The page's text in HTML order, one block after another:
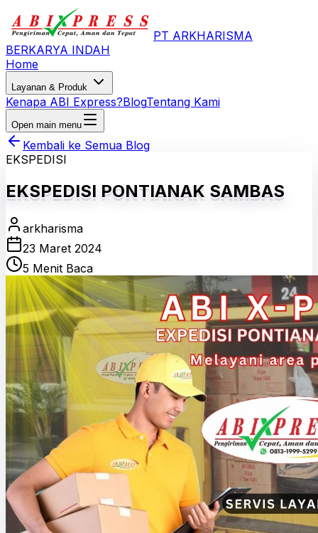
PT ARKHARISMA
BERKARYA INDAH
Home
Layanan & Produk
Kenapa ABI Express?BlogTentang Kami
Open main menu
Kembali ke Semua Blog
EKSPEDISI
EKSPEDISI PONTIANAK SAMBAS
arkharisma
23 Maret 2024
5 Menit Baca